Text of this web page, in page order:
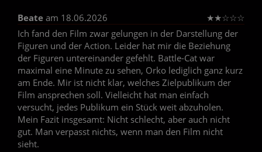
Beate am 18.06.2026 ★★☆☆☆
Ich fand den Film zwar gelungen in der Darstellung der
Figuren und der Action. Leider hat mir die Beziehung
der Figuren untereinander gefehlt. Battle-Cat war
maximal eine Minute zu sehen, Orko lediglich ganz kurz
am Ende. Mir ist nicht klar, welches Zielpublikum der
Film ansprechen soll. Vielleicht hat man einfach
versucht, jedes Publikum ein Stück weit abzuholen.
Mein Fazit insgesamt: Nicht schlecht, aber auch nicht
gut. Man verpasst nichts, wenn man den Film nicht
sieht.